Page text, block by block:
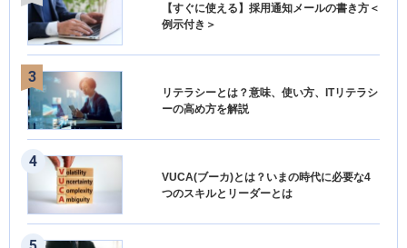
【すぐに使える】採用通知メールの書き方＜
例示付き＞
リテラシーとは？意味、使い方、ITリテラシ
ーの高め方を解説
VUCA(ブーカ)とは？いまの時代に必要な4
つのスキルとリーダーとは